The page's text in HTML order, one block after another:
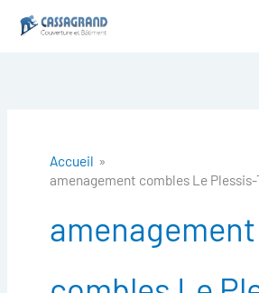
Accueil
amenagement combles Le
amenagement